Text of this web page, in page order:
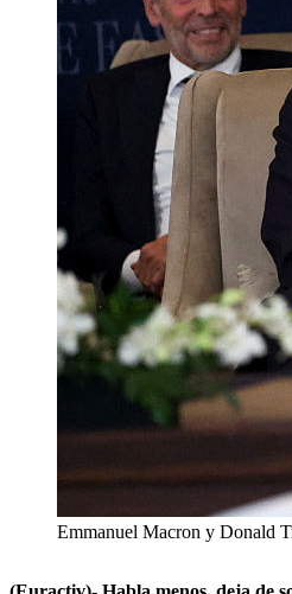
Emmanuel Macron y Donald